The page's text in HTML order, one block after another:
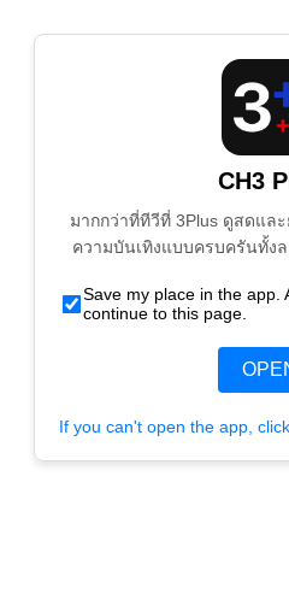
CH3
มากกว่าที่ทีวีที่ 3Plus ดูสดแล
ความบันเทิงแบบครบครันทั้ง
Save my place in the app.
continue to this page.
If you can't open the app,